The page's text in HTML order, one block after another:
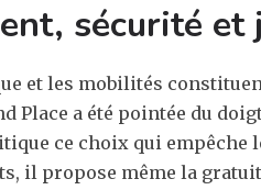
sécurité
et les mobilités
Place a été pointée du
ce choix qui empêche
il propose même la